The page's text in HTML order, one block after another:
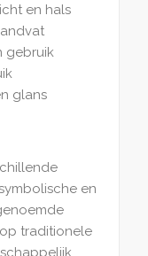
en hals
gebruik
glans
en
traditionele